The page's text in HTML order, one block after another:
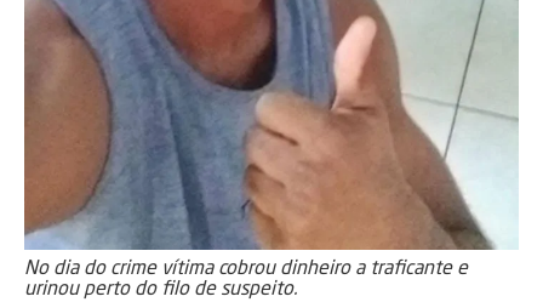
No dia do crime vítima cobrou dinheiro a traficante e
urinou perto do filo de suspeito.